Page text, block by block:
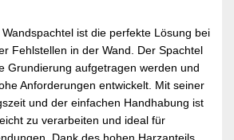
ist die perfekte Lösung bei
Fehlstellen in der Wand. Der Spachtel
Grundierung aufgetragen werden und
Anforderungen entwickelt. Mit seiner
und der einfachen Handhabung ist
zu verarbeiten und ideal für